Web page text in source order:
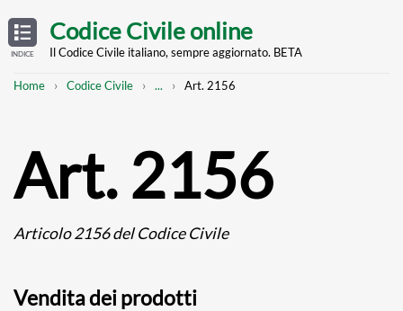
TABLE
OF
CONTENTS
INDICE
main
Codice Civile online
Il Codice Civile italiano, sempre aggiornato. BETA
Breadcrumb
Home Codice Civile
Mostra
... Art. 2156
Art. 2156
Articolo 2156 del Codice Civile
Vendita dei prodotti